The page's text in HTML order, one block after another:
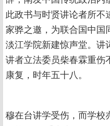
此政书与时贤讲论者所
家骅之邀，为联合国中
淡江学院新建惊声堂。
讲者立法委员柴春霖重
康复，时年五十八。
穆在台讲学受伤，而学